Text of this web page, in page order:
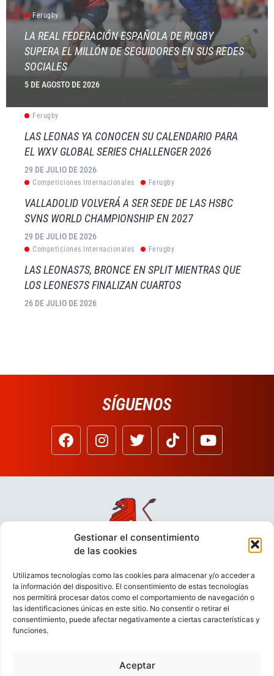
Gestionar el consentimiento
de las cookies
Utilizamos tecnologías como las cookies para almacenar y/o acceder a
la información del dispositivo. El consentimiento de estas tecnologías
nos permitirá procesar datos como el comportamiento de navegación o
las identificaciones únicas en este sitio. No consentir o retirar el
consentimiento, puede afectar negativamente a ciertas características y
funciones.
Aceptar
Ferugby
LA REAL FEDERACIÓN ESPAÑOLA DE RUGBY
SUPERA EL MILLÓN DE SEGUIDORES EN SUS REDES
SOCIALES
5 DE AGOSTO DE 2026
Ferugby
LAS LEONAS YA CONOCEN SU CALENDARIO PARA
EL WXV GLOBAL SERIES CHALLENGER 2026
29 DE JULIO DE 2026
Competiciones Internacionales Ferugby
VALLADOLID VOLVERÁ A SER SEDE DE LAS HSBC
SVNS WORLD CHAMPIONSHIP EN 2027
29 DE JULIO DE 2026
Competiciones Internacionales Ferugby
LAS LEONAS7S, BRONCE EN SPLIT MIENTRAS QUE
LOS LEONES7S FINALIZAN CUARTOS
26 DE JULIO DE 2026
SÍGUENOS